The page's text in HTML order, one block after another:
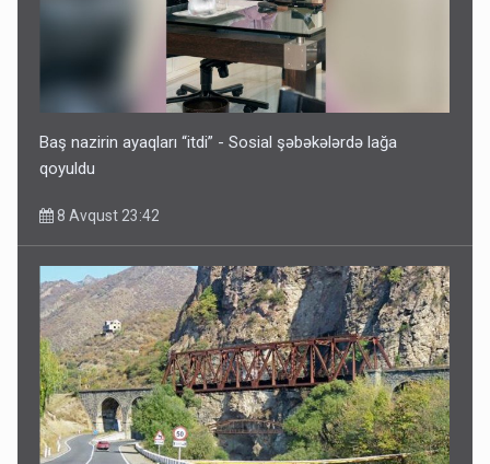
İrəvan dünyaya Azərbaycan üzərindən çıxır – Mühüm
8 Avqust 23:19
Paşinyan Əliyevə zəng etməsindən danışdı
8 Avqust 16:18
Baş nazirin ayaqları “itdi” - Sosial şəbəkələrdə lağa
qoyuldu
8 Avqust 23:42